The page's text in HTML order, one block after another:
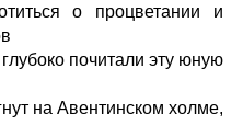
о процветании и
почитали эту юную
на Авентинском холме,